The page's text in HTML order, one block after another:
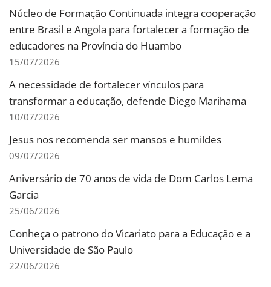
Núcleo de Formação Continuada integra cooperação
entre Brasil e Angola para fortalecer a formação de
educadores na Província do Huambo
15/07/2026
A necessidade de fortalecer vínculos para
transformar a educação, defende Diego Marihama
10/07/2026
Jesus nos recomenda ser mansos e humildes
09/07/2026
Aniversário de 70 anos de vida de Dom Carlos Lema
Garcia
25/06/2026
Conheça o patrono do Vicariato para a Educação e a
Universidade de São Paulo
22/06/2026